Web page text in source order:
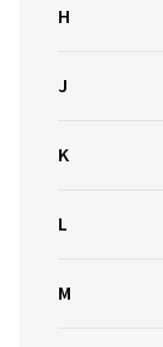
H
J
K
L
M